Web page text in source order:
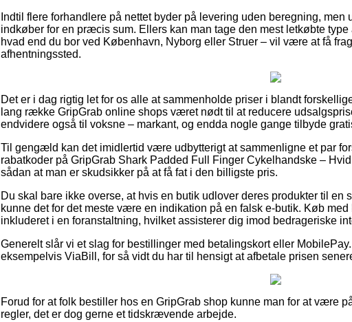
Indtil flere forhandlere på nettet byder på levering uden beregning,
indkøber for en præcis sum. Ellers kan man tage den mest letkøbte
hvad end du bor ved København, Nyborg eller Struer – vil være at få
afhentningssted.
Det er i dag rigtig let for os alle at sammenholde priser i blandt
lang række GripGrab online shops været nødt til at reducere
endvidere også til voksne – markant, og endda nogle gange tilbyde
Til gengæld kan det imidlertid være udbytterigt at sammenligne et par
rabatkoder på GripGrab Shark Padded Full Finger Cykelhandske –
sådan at man er skudsikker på at få fat i den billigste pris.
Du skal bare ikke overse, at hvis en butik udlover deres produkter til en
kunne det for det meste være en indikation på en falsk e-butik. Køb
inkluderet i en foranstaltning, hvilket assisterer dig imod bedrageriske
Generelt slår vi et slag for bestillinger med betalingskort eller
eksempelvis ViaBill, for så vidt du har til hensigt at afbetale prisen
Forud for at folk bestiller hos en GripGrab shop kunne man for at være
regler, det er dog gerne et tidskrævende arbejde.